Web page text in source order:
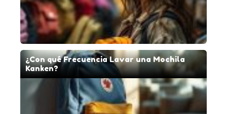
¿Con qué Frecuencia Lavar una Mochila
Kanken?